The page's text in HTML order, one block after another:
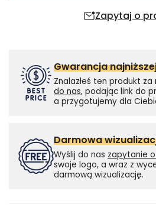
Zapytaj o
Gwarancja
Znalazłeś ten produkt za
do nas, podając link do
a przygotujemy dla
Darmowa
Wyślij do nas zapytanie
swoje logo, a wraz z
darmową wizualizację.